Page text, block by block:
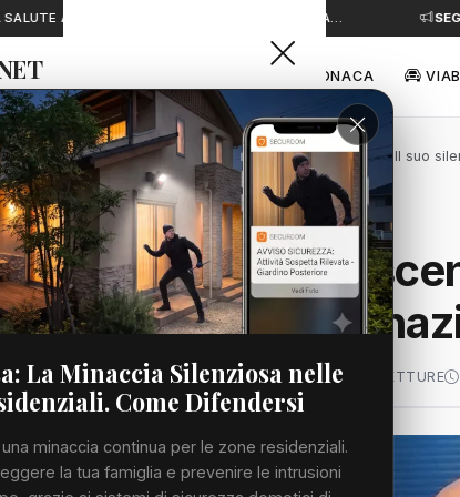
A PORTATA DI MANO: TELEMEDICINA E A…
TERRITORIO
CRONACA
Home
Cronaca
Viabilità
Utilità
Meteo
Eventi
Cronaca Enel, De Crescenzo: "Il suo
CRONACA
Enel, De
suscita
VENERDÌ, 03 LUGLIO 2026 56 LETTURE
La Minaccia Silenziosa nelle
Come Difendersi
minaccia continua per le zone residenziali.
la tua famiglia e prevenire le intrusioni